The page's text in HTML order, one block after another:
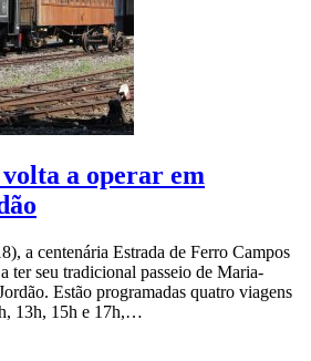
a operar em
a centenária Estrada de Ferro Campos
ter seu tradicional passeio de Maria-
Estão programadas quatro viagens
13h, 15h e 17h,…